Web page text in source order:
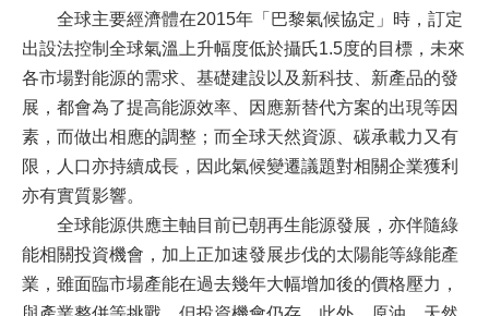
全球主要經濟體在2015年「巴黎氣候協定」時，訂定
出設法控制全球氣溫上升幅度低於攝氏1.5度的目標，未來
各市場對能源的需求、基礎建設以及新科技、新產品的發
展，都會為了提高能源效率、因應新替代方案的出現等因
素，而做出相應的調整；而全球天然資源、碳承載力又有
限，人口亦持續成長，因此氣候變遷議題對相關企業獲利
亦有實質影響。
全球能源供應主軸目前已朝再生能源發展，亦伴隨綠
能相關投資機會，加上正加速發展步伐的太陽能等綠能產
業，雖面臨市場產能在過去幾年大幅增加後的價格壓力，